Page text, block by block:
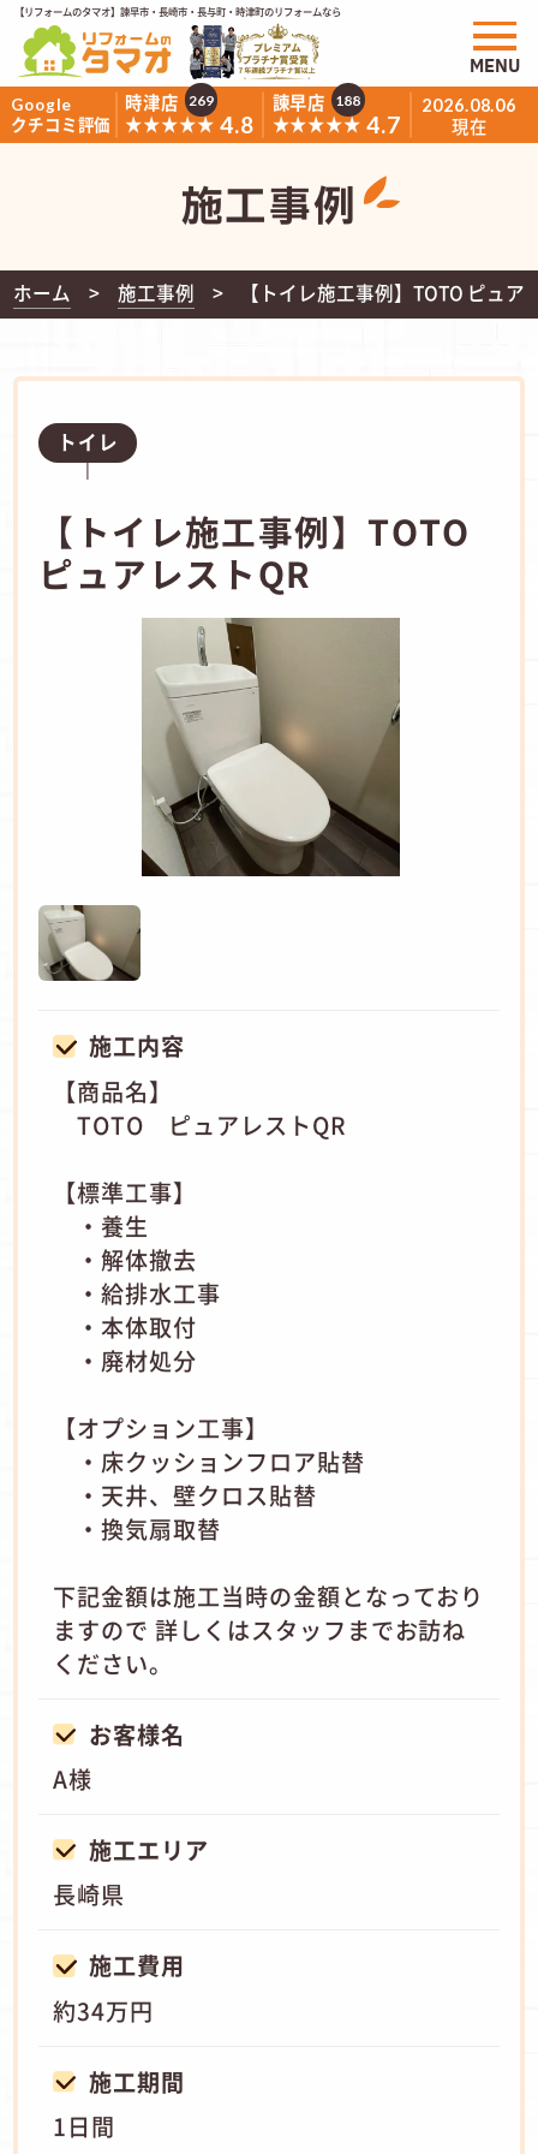
【リフォームのタマオ】諫早市・長崎市・長与町・時津町のリフォームなら
Google
クチコミ評価
時津店
★★★★★ 4.8
269
諫早店
★★★★★ 4.7
188 2026.08.06
現在
MENU
施工事例
ホーム 施工事例 【トイレ施工事例】TOTO ピュア
トイレ
【トイレ施工事例】TOTO
ピュアレストQR
施工内容
【商品名】
TOTO ピュアレストQR
【標準工事】
・養生
・解体撤去
・給排水工事
・本体取付
・廃材処分
【オプション工事】
・床クッションフロア貼替
・天井、壁クロス貼替
・換気扇取替
下記金額は施工当時の金額となっており
ますので 詳しくはスタッフまでお訪ね
ください。
お客様名
A様
施工エリア
長崎県
施工費用
約34万円
施工期間
1日間